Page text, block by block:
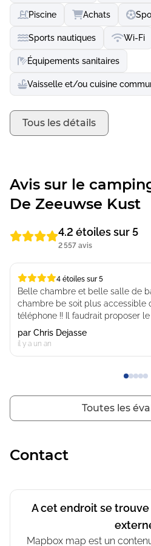
Piscine Achats
Sports nautiques Wi-Fi
Équipements sanitaires
Vaisselle et/ou cuisine
Tous les détails
Avis sur le
De Zeeuwse Kust
4.2 étoiles sur 5
2 557 avis
4 étoiles sur 54 étoiles sur 5
Belle chambre et belle salle de
chambre be soit plus accessible
téléphone !! Il faudrait proposer
ceux qui ne veulent pas utiliser
pas le wifi ! Nous avons dû
par Chris Dejasse
il y a un an
Toutes les
Contact
A cet endroit se
Mapbox map est un